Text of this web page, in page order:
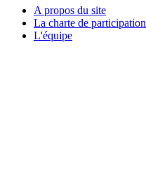
A propos du site
La charte de participation
L'équipe